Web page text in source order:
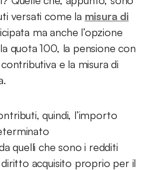
versati come la misura di
ma anche l’opzione
quota 100, la pensione con
e la misura di
quindi, l’importo
quelli che sono i redditi
acquisito proprio per il